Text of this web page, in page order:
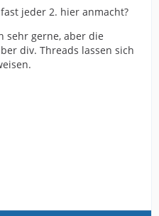
jeder 2. hier anmacht?
sehr gerne, aber die
div. Threads lassen sich